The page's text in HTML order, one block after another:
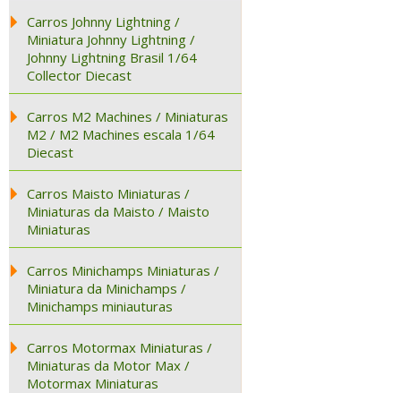
Carros Johnny Lightning /
Miniatura Johnny Lightning /
Johnny Lightning Brasil 1/64
Collector Diecast
Carros M2 Machines / Miniaturas
M2 / M2 Machines escala 1/64
Diecast
Carros Maisto Miniaturas /
Miniaturas da Maisto / Maisto
Miniaturas
Carros Minichamps Miniaturas /
Miniatura da Minichamps /
Minichamps miniauturas
Carros Motormax Miniaturas /
Miniaturas da Motor Max /
Motormax Miniaturas